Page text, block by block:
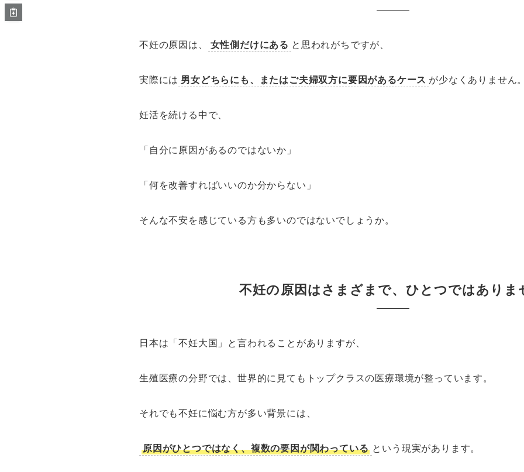
不妊の原因は、 女性側だけにある と思われがちですが、
実際には 男女どちらにも、またはご夫婦双方に要因があるケース が少なくありません
妊活を続ける中で、
「自分に原因があるのではないか」
「何を改善すればいいのか分からない」
そんな不安を感じている方も多いのではないでしょうか。
不妊の原因はさまざまで、ひとつではありま
日本は「不妊大国」と言われることがありますが、
生殖医療の分野では、世界的に見てもトップクラスの医療環境が整っています。
それでも不妊に悩む方が多い背景には、
原因がひとつではなく、複数の要因が関わっている という現実があります。